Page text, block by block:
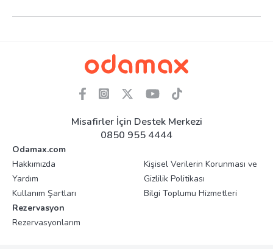
Misafirler İçin Destek Merkezi
0850 955 4444
Odamax.com
Hakkımızda
Yardım
Kullanım Şartları
Kişisel Verilerin Korunması ve
Gizlilik Politikası
Bilgi Toplumu Hizmetleri
Rezervasyon
Rezervasyonlarım